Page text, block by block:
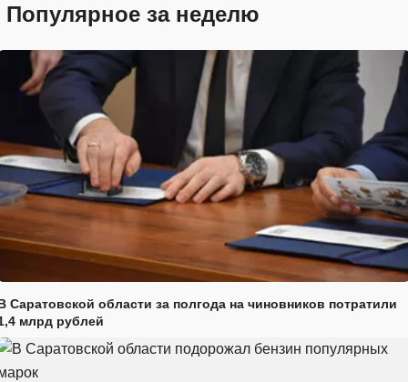
Популярное за неделю
Саратовской области за полгода на чиновников потратили
млрд рублей